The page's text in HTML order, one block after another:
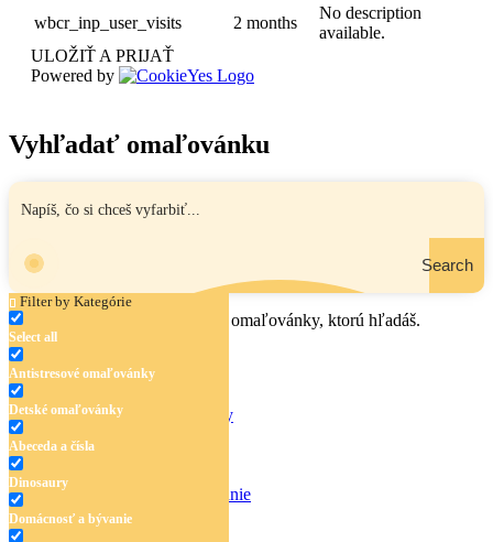
wbcr_inp_user_visits
2 months
No description
available.
ULOŽIŤ A PRIJAŤ
Powered by
Vyhľadať omaľovánku
Search
Filter by Kategórie
Select all
Antistresové omaľovánky
Detské omaľovánky
Abeceda a čísla
Dinosaury
Domácnosť a bývanie
Zadaj názov, oblasť alebo tému omaľovánky, ktorú hľadáš.
Antistresové omaľovánky
Domácnosť a bývanie
Doprava